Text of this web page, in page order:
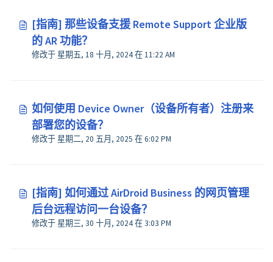
[指南] 那些设备支援 Remote Support 企业版
的 AR 功能？
修改于 星期五, 18 十月, 2024 在 11:22 AM
如何使用 Device Owner（设备所有者）注册来
部署您的设备？
修改于 星期二, 20 五月, 2025 在 6:02 PM
[指南] 如何通过 AirDroid Business 的网页管理
后台远程访问一台设备？
修改于 星期三, 30 十月, 2024 在 3:03 PM